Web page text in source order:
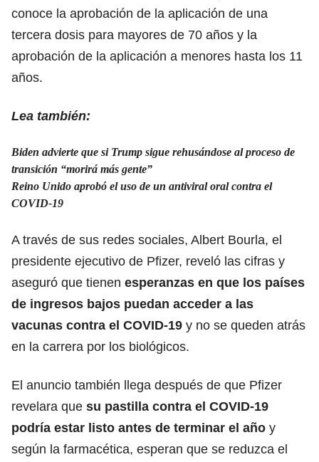
conoce la aprobación de la aplicación de una
tercera dosis para mayores de 70 años y la
aprobación de la aplicación a menores hasta los 11
años.
Lea también:
Biden advierte que si Trump sigue rehusándose al proceso de
transición “morirá más gente”
Reino Unido aprobó el uso de un antiviral oral contra el
COVID-19
A través de sus redes sociales, Albert Bourla, el
presidente ejecutivo de Pfizer, reveló las cifras y
aseguró que tienen esperanzas en que los países
de ingresos bajos puedan acceder a las
vacunas contra el COVID-19 y no se queden atrás
en la carrera por los biológicos.
El anuncio también llega después de que Pfizer
revelara que su pastilla contra el COVID-19
podría estar listo antes de terminar el año y
según la farmacética, esperan que se reduzca el